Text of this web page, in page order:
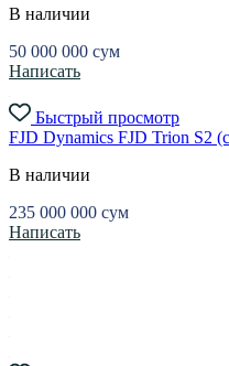
В наличии
50 000 000 сум
Написать
Быстрый просмотр
FJD Dynamics FJD Trion S2
В наличии
235 000 000 сум
Написать